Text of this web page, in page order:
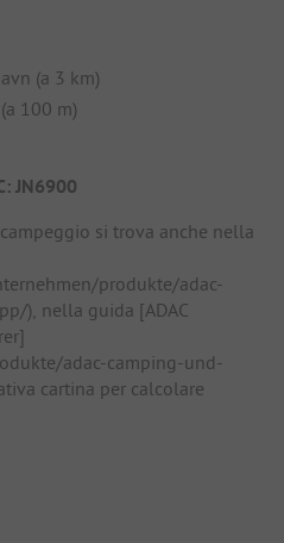
(a 3 km)
100 m)
JN6900
si trova anche nella
produkte/adac-
), nella guida [ADAC
adac-camping-und-
cartina per calcolare